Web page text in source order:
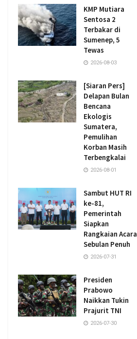
KMP Mutiara
Sentosa 2
Terbakar di
Sumenep, 5
Tewas
2026-08-03
[Siaran Pers]
Delapan Bulan
Bencana
Ekologis
Sumatera,
Pemulihan
Korban Masih
Terbengkalai
2026-08-01
Sambut HUT RI
ke-81,
Pemerintah
Siapkan
Rangkaian Acara
Sebulan Penuh
2026-07-31
Presiden
Prabowo
Naikkan Tukin
Prajurit TNI
2026-07-30